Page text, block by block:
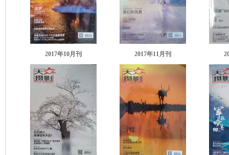
2017年10月刊 2017年11月刊